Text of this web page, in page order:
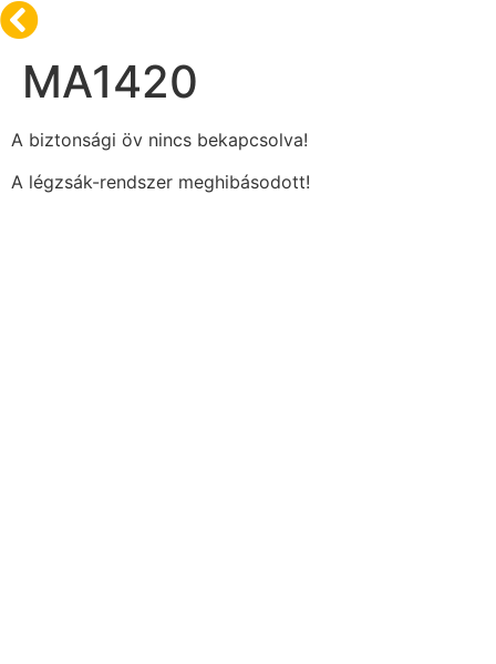
MA1420
A biztonsági öv nincs bekapcsolva!
A légzsák-rendszer meghibásodott!